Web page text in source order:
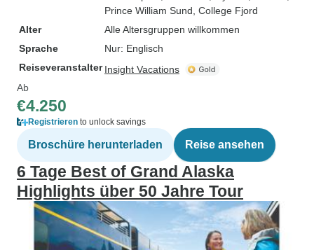
Prince William Sund , College Fjord
Alter
Alle Altersgruppen willkommen
Sprache
Nur: Englisch
Reiseveranstalter Insight Vacations
Ab
€4.250
Registrieren to unlock savings
Broschüre herunterladen Reise ansehen
6 Tage Best of Grand Alaska
Highlights über 50 Jahre Tour